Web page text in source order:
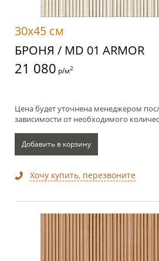
30x45 см
БРОНЯ / MD 01 ARMOR
21 080 р/м2
Цена будет уточнена менеджером
зависимости от необходимого
Добавить в корзину
Хочу купить, перезвоните